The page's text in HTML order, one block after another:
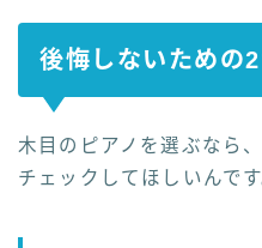
後悔しないための
木目のピアノを選ぶなら
チェックしてほしいんです